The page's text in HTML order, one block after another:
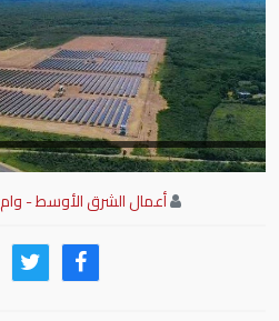
أعمال الشرق الأوسط - وام